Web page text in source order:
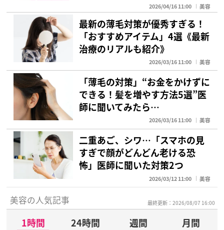
2026/04/16 11:00 美容
最新の薄毛対策が優秀すぎる！
「おすすめアイテム」4選《最新
治療のリアルも紹介》
2026/03/16 11:00 美容
「薄毛の対策」“お金をかけずに
できる！髪を増やす方法5選”医
師に聞いてみたら…
2026/03/16 11:00 美容
二重あご、シワ…「スマホの見
すぎで顔がどんどん老ける恐
怖」医師に聞いた対策2つ
2026/03/12 11:00 美容
美容の人気記事 最終更新：2026/08/07 16:00
1時間 24時間 週間
月間